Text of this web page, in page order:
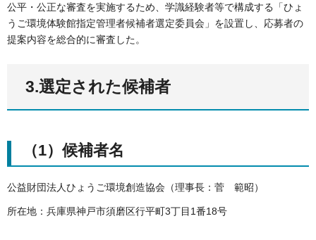
公平・公正な審査を実施するため、学識経験者等で構成する「ひょ
うご環境体験館指定管理者候補者選定委員会」を設置し、応募者の
提案内容を総合的に審査した。
3.選定された候補者
（1）候補者名
公益財団法人ひょうご環境創造協会（理事長：菅 範昭）
所在地：兵庫県神戸市須磨区行平町3丁目1番18号